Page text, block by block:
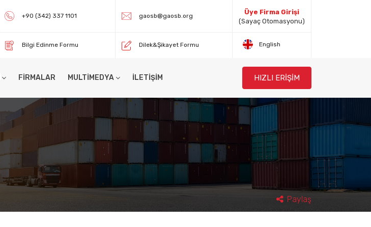
+90 (342) 337 1101 gaosb@gaosb.org
Üye Firma Girişi
(Sayaç Otomasyonu)
Bilgi Edinme Formu Dilek&Şikayet Formu English
FİRMALAR MULTİMEDYA İLETİŞİM HIZLI ERİŞİM
Paylaş